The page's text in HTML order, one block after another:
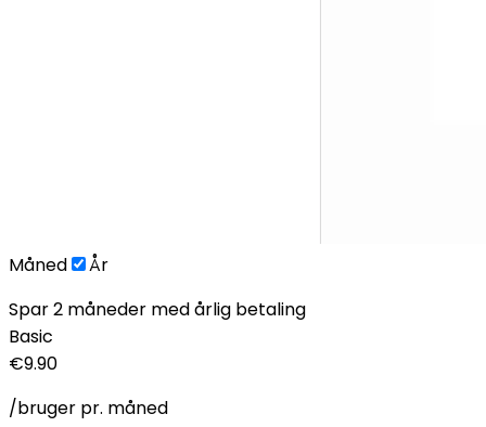
Måned
År
Spar 2 måneder med årlig betaling
Basic
€9.90
/bruger pr. måned